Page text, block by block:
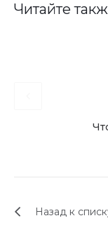
Читайте
Назад к